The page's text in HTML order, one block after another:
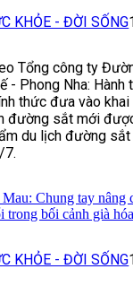
KHỎE - ĐỜI SỐNG
Tổng công ty
- Phong Nha:
thức đưa vào
đường sắt mới
du lịch đường sắt
7.
Mau: Chung tay nâng
trong bối cảnh già
KHỎE - ĐỜI SỐNG